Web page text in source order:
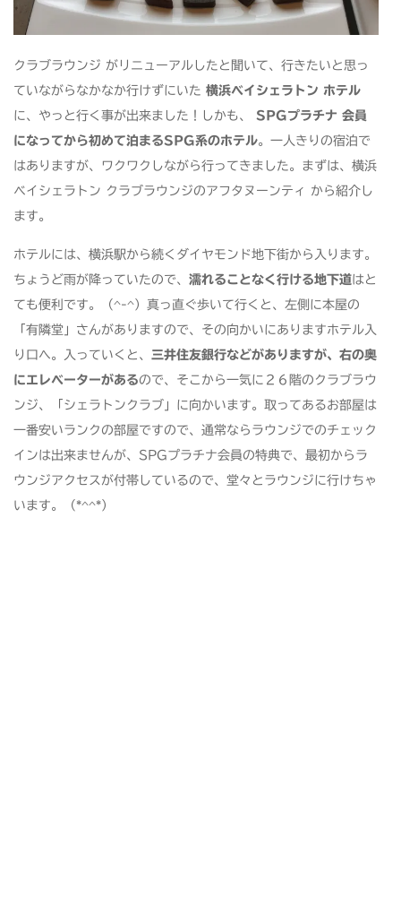
クラブラウンジ がリニューアルしたと聞いて、行きたいと思っ
ていながらなかなか行けずにいた 横浜ベイシェラトン ホテル
に、やっと行く事が出来ました！しかも、
SPGプラチナ 会員
になってから初めて泊まるSPG系のホテル。一人きりの宿泊で
はありますが、ワクワクしながら行ってきました。まずは、横浜
ベイシェラトン クラブラウンジのアフタヌーンティ から紹介し
ます。
ホテルには、横浜駅から続くダイヤモンド地下街から入ります。
ちょうど雨が降っていたので、 濡れることなく行ける地下道はと
ても便利です。（^-^）真っ直ぐ歩いて行くと、左側に本屋の
「有隣堂」さんがありますので、その向かいにありますホテル入
り口へ。入っていくと、 三井住友銀行などがありますが、右の奥
にエレベーターがあるので、そこから一気に２６階のクラブラウ
ンジ、「シェラトンクラブ」に向かいます。取ってあるお部屋は
一番安いランクの部屋ですので、通常ならラウンジでのチェック
インは出来ませんが、SPGプラチナ会員の特典で、最初からラ
ウンジアクセスが付帯しているので、堂々とラウンジに行けちゃ
います。（*^^*）